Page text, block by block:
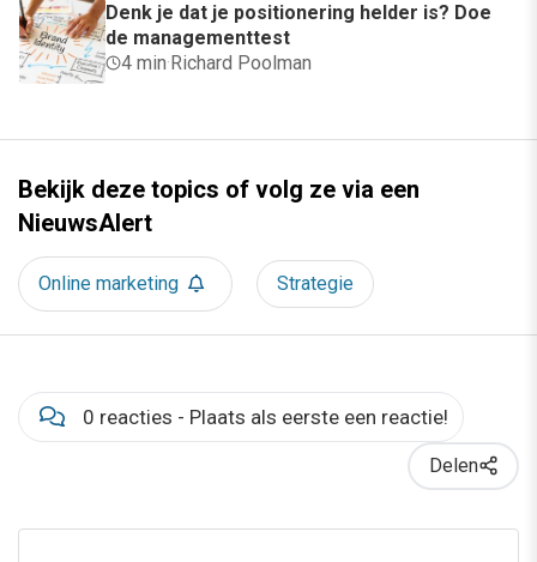
Denk je dat je positionering helder is? Doe
de managementtest
4 min·Richard Poolman
Bekijk deze topics of volg ze via een
NieuwsAlert
Online marketing Strategie
0 reacties - Plaats als eerste een reactie!
Delen